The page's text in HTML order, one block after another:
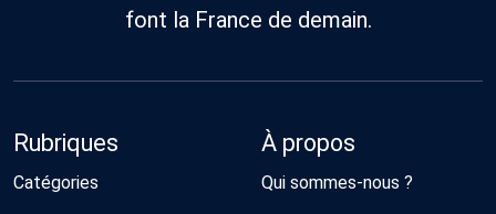
font la France de demain.
Rubriques
Catégories
À propos
Qui sommes-nous ?